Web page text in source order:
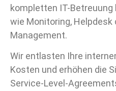
kompletten IT-Betreuung
wie Monitoring, Helpdesk
Management.
Wir entlasten Ihre
Kosten und erhöhen die
Service-Level-